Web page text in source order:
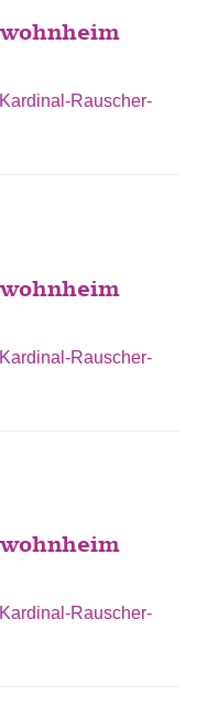
Rauscher-
Rauscher-
Rauscher-